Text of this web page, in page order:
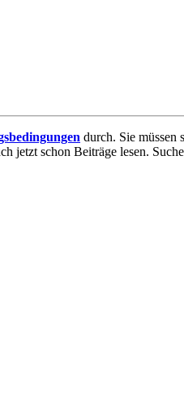
durch. Sie müssen
jetzt schon Beiträge lesen.